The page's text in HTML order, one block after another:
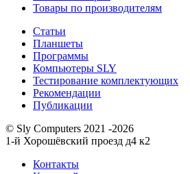
Товары по производителям
Статьи
Планшеты
Программы
Компьютеры SLY
Тестирование комплектующих
Рекомендации
Публикации
© Sly Computers 2021 -2026
1-й Хорошёвский проезд д4 к2
Контакты